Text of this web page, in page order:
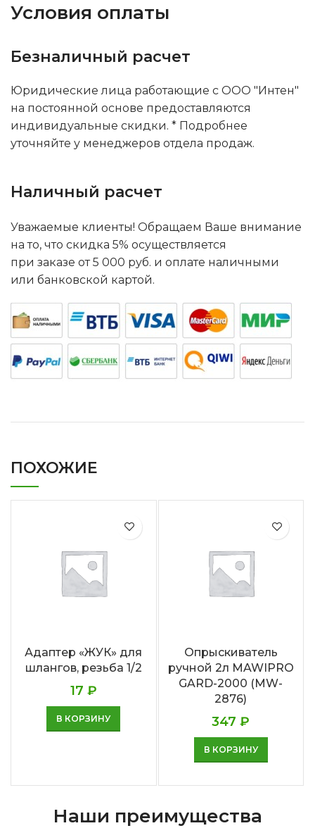
Условия оплаты
Безналичный расчет
Юридические лица работающие с ООО "Интен"
на постоянной основе предоставляются
индивидуальные скидки. * Подробнее
уточняйте у менеджеров отдела продаж.
Наличный расчет
Уважаемые клиенты! Обращаем Ваше внимание
на то, что скидка 5% осуществляется
при заказе от 5 000 руб. и оплате наличными
или банковской картой.
ПОХОЖИЕ
Адаптер «ЖУК» для
шлангов, резьба 1/2
17 ₽
В КОРЗИНУ
Опрыскиватель
ручной 2л MAWIPRO
GARD-2000 (MW-
2876)
347₽
В КОРЗИНУ
Наши преимущества